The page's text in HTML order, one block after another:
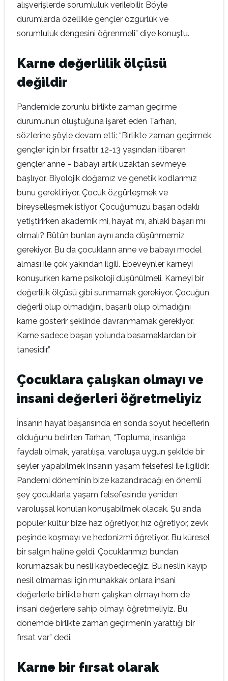
alışverişlerde sorumluluk verilebilir. Böyle
durumlarda özellikle gençler özgürlük ve
sorumluluk dengesini öğrenmeli” diye konuştu.
Karne değerlilik ölçüsü
değildir
Pandemide zorunlu birlikte zaman geçirme
durumunun oluştuğuna işaret eden Tarhan,
sözlerine şöyle devam etti: “Birlikte zaman geçirmek
gençler için bir fırsattır. 12-13 yaşından itibaren
gençler anne – babayı artık uzaktan sevmeye
başlıyor. Biyolojik doğamız ve genetik kodlarımız
bunu gerektiriyor. Çocuk özgürleşmek ve
bireyselleşmek istiyor. Çocuğumuzu başarı odaklı
yetiştirirken akademik mi, hayat mı, ahlaki başarı mı
olmalı? Bütün bunları aynı anda düşünmemiz
gerekiyor. Bu da çocukların anne ve babayı model
alması ile çok yakından ilgili. Ebeveynler karneyi
konuşurken karne psikoloji düşünülmeli. Karneyi bir
değerlilik ölçüsü gibi sunmamak gerekiyor. Çocuğun
değerli olup olmadığını, başarılı olup olmadığını
karne gösterir şeklinde davranmamak gerekiyor.
Karne sadece başarı yolunda basamaklardan bir
tanesidir.”
Çocuklara çalışkan olmayı ve
insani değerleri öğretmeliyiz
İnsanın hayat başarısında en sonda soyut hedeflerin
olduğunu belirten Tarhan, “Topluma, insanlığa
faydalı olmak, yaratılışa, varoluşa uygun şekilde bir
şeyler yapabilmek insanın yaşam felsefesi ile ilgilidir.
Pandemi döneminin bize kazandıracağı en önemli
şey çocuklarla yaşam felsefesinde yeniden
varoluşsal konuları konuşabilmek olacak. Şu anda
popüler kültür bize haz öğretiyor, hız öğretiyor, zevk
peşinde koşmayı ve hedonizmi öğretiyor. Bu küresel
bir salgın haline geldi. Çocuklarımızı bundan
korumazsak bu nesli kaybedeceğiz. Bu neslin kayıp
nesil olmaması için muhakkak onlara insani
değerlerle birlikte hem çalışkan olmayı hem de
insani değerlere sahip olmayı öğretmeliyiz. Bu
dönemde birlikte zaman geçirmenin yarattığı bir
fırsat var” dedi.
Karne bir fırsat olarak